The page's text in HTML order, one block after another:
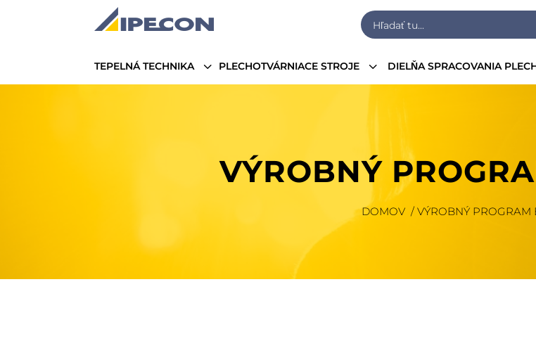
3
TEPELNÁ TECHNIKA 3
PLECHOTVÁRNIACE STROJE DIELŇA SPRACOVANIA
VÝROBNÝ
DOMOV / VÝROBNÝ PROGRAM